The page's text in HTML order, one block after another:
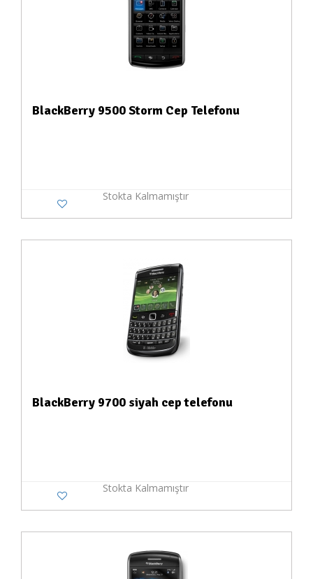
BlackBerry 9500 Storm Cep Telefonu
Stokta Kalmamıştır
BlackBerry 9700 siyah cep telefonu
Stokta Kalmamıştır